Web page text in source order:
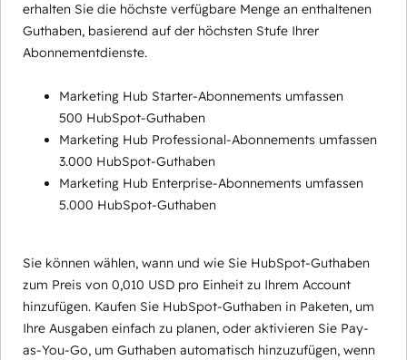
erhalten Sie die höchste verfügbare Menge an enthaltenen
Guthaben, basierend auf der höchsten Stufe Ihrer
Abonnementdienste.
Marketing Hub Starter-Abonnements umfassen
500 HubSpot-Guthaben
Marketing Hub Professional-Abonnements umfassen
3.000 HubSpot-Guthaben
Marketing Hub Enterprise-Abonnements umfassen
5.000 HubSpot-Guthaben
Sie können wählen, wann und wie Sie HubSpot-Guthaben
zum Preis von 0,010 USD pro Einheit zu Ihrem Account
hinzufügen. Kaufen Sie HubSpot-Guthaben in Paketen, um
Ihre Ausgaben einfach zu planen, oder aktivieren Sie Pay-
as-You-Go, um Guthaben automatisch hinzuzufügen, wenn